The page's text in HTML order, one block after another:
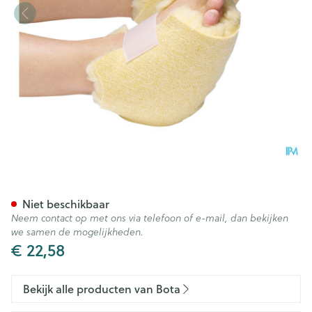
€ 22,58
Niet beschikbaar
Neem contact op met ons via telefoon of e-mail, dan bekijken
we samen de mogelijkheden.
Bekijk alle producten van Bota